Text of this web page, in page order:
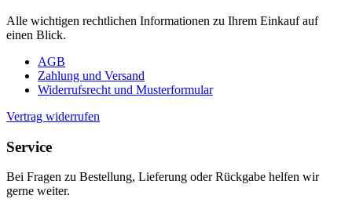
Alle wichtigen rechtlichen Informationen zu Ihrem Einkauf auf
einen Blick.
AGB
Zahlung und Versand
Widerrufsrecht und Musterformular
Vertrag widerrufen
Service
Bei Fragen zu Bestellung, Lieferung oder Rückgabe helfen wir
gerne weiter.